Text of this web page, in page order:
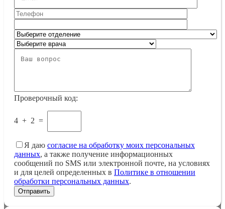
Проверочный код:
4 + 2 =
Я даю согласие на обработку моих персональных
данных, а также получение информационных
сообщений по SMS или электронной почте, на условиях
и для целей определенных в Политике в отношении
обработки персональных данных.